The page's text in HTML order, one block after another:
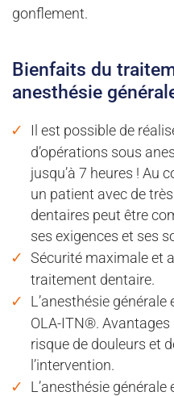
gonflement.
Bienfaits du
anesthésie
Il est possible de
d’opérations sous
jusqu’à 7 heures ! Au
un patient avec de
dentaires peut être
ses exigences et ses
Sécurité maximale et
traitement dentaire.
L’anesthésie
OLA-ITN®. Avantages
risque de douleurs et
l’intervention.
L’anesthésie